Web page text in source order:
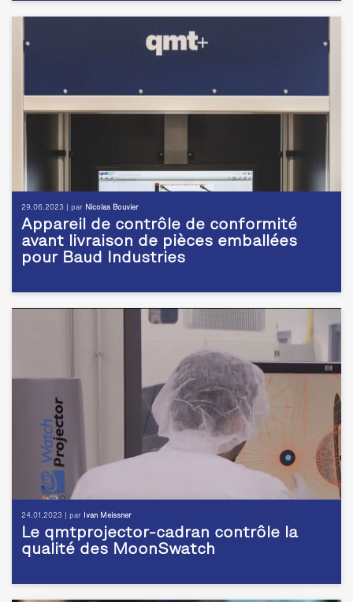
29.06.2023 | par Nicolas Bouvier
Appareil de contrôle de conformité
avant livraison de pièces emballées
pour Baud Industries
24.01.2023 | par Ivan Meissner
Le qmtprojector-cadran contrôle la
qualité des MoonSwatch